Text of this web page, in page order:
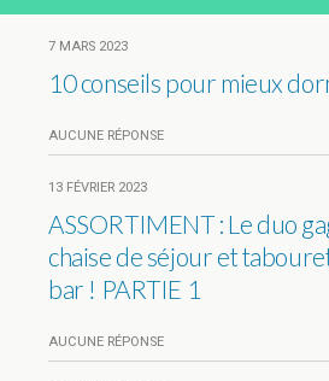
7 MARS 2023
10 conseils pour mieux
AUCUNE RÉPONSE
13 FÉVRIER 2023
ASSORTIMENT : Le duo
chaise de séjour et
bar ! PARTIE 1
AUCUNE RÉPONSE